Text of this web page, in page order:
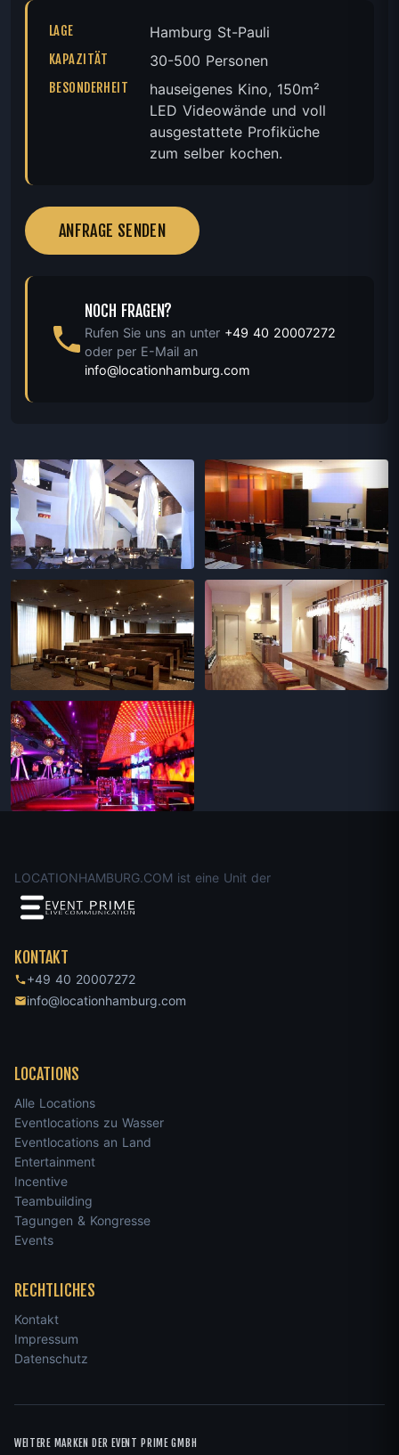
LAGE Hamburg St-Pauli
KAPAZITÄT 30-500 Personen
BESONDERHEIT
hauseigenes Kino, 150m²
LED Videowände und voll
ausgestattete Profiküche
zum selber kochen.
ANFRAGE SENDEN
NOCH FRAGEN?
Rufen Sie uns an unter +49 40 20007272
oder per E-Mail an
info@locationhamburg.com
LOCATIONHAMBURG.COM ist eine Unit der
KONTAKT
+49 40 20007272
info@locationhamburg.com
LOCATIONS
Alle Locations
Eventlocations zu Wasser
Eventlocations an Land
Entertainment
Incentive
Teambuilding
Tagungen & Kongresse
Events
RECHTLICHES
Kontakt
Impressum
Datenschutz
WEITERE MARKEN DER EVENT PRIME GMBH